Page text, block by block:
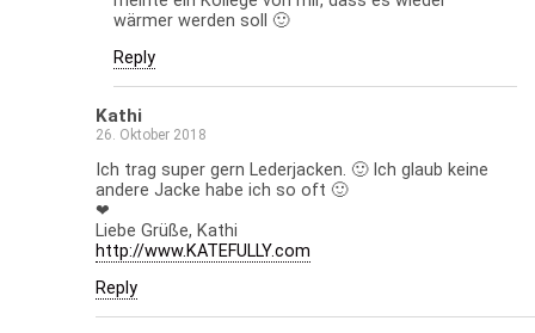
wärmer werden soll 🙂
Reply
Kathi
26. Oktober 2018
Ich trag super gern Lederjacken. 🙂 Ich glaub keine
andere Jacke habe ich so oft 🙂
❤
Liebe Grüße, Kathi
http://www.KATEFULLY.com
Reply